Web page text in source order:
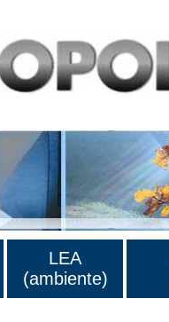
LEA
(ambiente)